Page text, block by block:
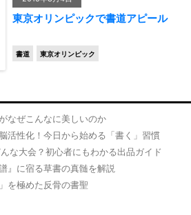
東京オリンピックで書道アピール
書道 東京オリンピック
なぜこんなに美しいのか
活性化！今日から始める「書く」習慣
な大会？初心者にもわかる出品ガイド
』に宿る草書の真髄を解説
を極めた反骨の書聖